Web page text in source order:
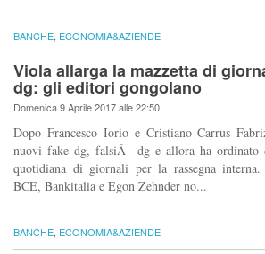
BANCHE, ECONOMIA&AZIENDE
Viola allarga la mazzetta di
dg: gli editori gongolano
Domenica 9 Aprile 2017 alle 22:50
Dopo Francesco Iorio e Cristiano Carrus
nuovi fake dg, falsiÂ dg e allora ha ordinato
quotidiana di giornali per la rassegna
BCE, Bankitalia e Egon Zehnder no...
BANCHE, ECONOMIA&AZIENDE